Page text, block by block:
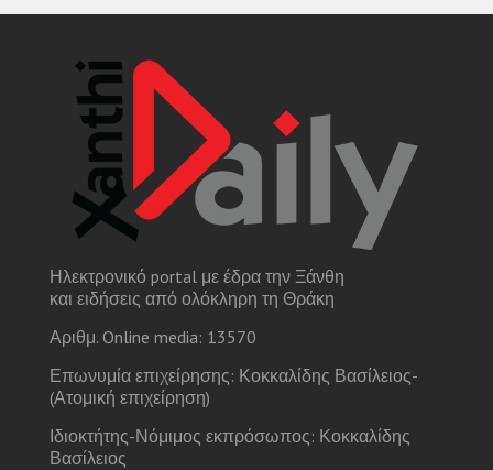
Ηλεκτρονικό portal με έδρα την Ξάνθη
και ειδήσεις από ολόκληρη τη Θράκη
Αριθμ. Online media: 13570
Επωνυμία επιχείρησης: Κοκκαλίδης Βασίλειος-
(Ατομική επιχείρηση)
Ιδιοκτήτης-Νόμιμος εκπρόσωπος: Κοκκαλίδης
Βασίλειος